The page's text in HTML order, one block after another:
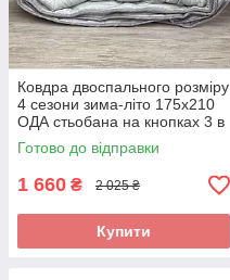
Ковдра двоспального розміру
4 сезони зима-літо 175х210
ОДА стьобана на кнопках 3 в
1, Колір - Сірий
Готово до відправки
1 660 ₴ 2 025 ₴
Купити